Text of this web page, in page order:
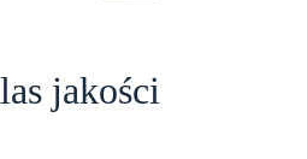
jakości